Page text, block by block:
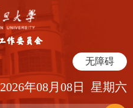
无障碍
2026年08月08日 星期六